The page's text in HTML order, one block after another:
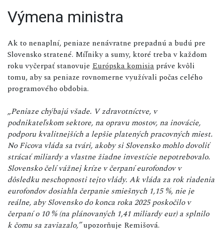
Výmena ministra
Ak to nenaplní, peniaze nenávratne prepadnú a budú pre
Slovensko stratené. Míľniky a sumy, ktoré treba v každom
roku vyčerpať stanovuje Európska komisia práve kvôli
tomu, aby sa peniaze rovnomerne využívali počas celého
programového obdobia.
„Peniaze chýbajú všade. V zdravotníctve, v
podnikateľskom sektore, na opravu mostov, na inovácie,
podporu kvalitnejších a lepšie platených pracovných miest.
No Ficova vláda sa tvári, akoby si Slovensko mohlo dovoliť
strácať miliardy a vlastne žiadne investície nepotrebovalo.
Slovensko čelí vážnej kríze v čerpaní eurofondov v
dôsledku neschopnosti tejto vlády. Ak vláda za rok riadenia
eurofondov dosiahla čerpanie smiešnych 1,15 %, nie je
reálne, aby Slovensko do konca roka 2025 poskočilo v
čerpaní o 10 % (na plánovaných 1,41 miliardy eur) a splnilo
k čomu sa zaviazalo,”upozorňuje Remišová.